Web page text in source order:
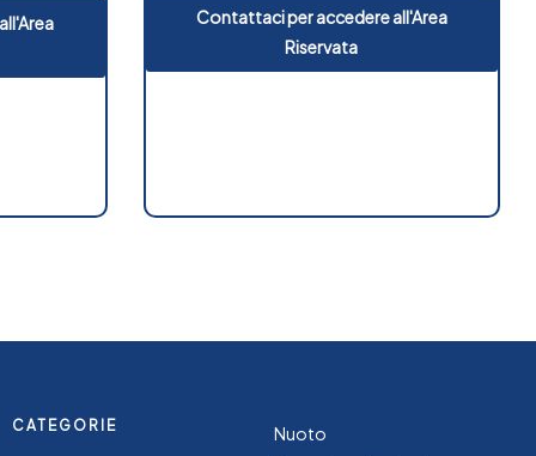
Contattaci per accedere all'Area
Riservata
CATEGORIE
Nuoto